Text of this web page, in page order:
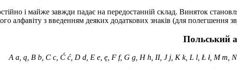
і майже завжди падає на передостанній склад. Виняток
алфавіту з введенням деяких додаткових знаків (для полегшення
Польський
A a, ą, B b, C c, Ć ć, D d, E e, ę, F f, G g, H h, II, J j, K k, L l, Ł ł, M m,